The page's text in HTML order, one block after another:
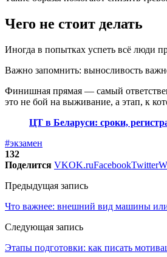
Чего не стоит делать
Иногда в попытках успеть всё люди
Важно запомнить: выносливость
Финишная прямая — самый
это не бой на выживание, а этап, к
ЦТ в Беларуси: сроки,
#экзамен
132
Поделится VKOK.ruFacebookTwitter
Предыдущая запись
Что важнее: внешний вид машины или
Следующая запись
Этапы подготовки: как писать